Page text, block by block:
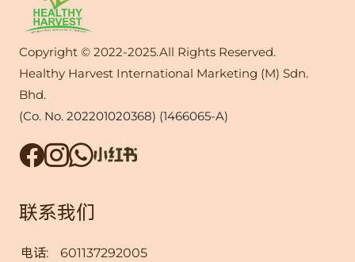
Copyright © 2022-2025.All Rights Reserved.
Healthy Harvest International Marketing (M) Sdn.
Bhd.
(Co. No. 202201020368) (1466065-A)
联系我们
电话:
601137292005